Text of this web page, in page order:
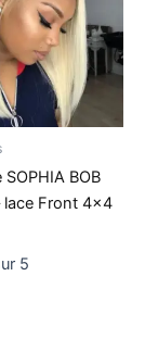
SOPHIA BOB
lace Front 4×4
5